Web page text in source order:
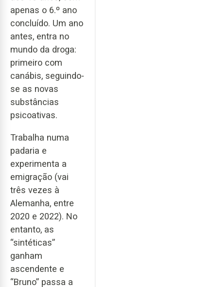
apenas o 6.º ano
concluído. Um ano
antes, entra no
mundo da droga:
primeiro com
canábis, seguindo-
se as novas
substâncias
psicoativas.
Trabalha numa
padaria e
experimenta a
emigração (vai
três vezes à
Alemanha, entre
2020 e 2022). No
entanto, as
“sintéticas”
ganham
ascendente e
“Bruno” passa a